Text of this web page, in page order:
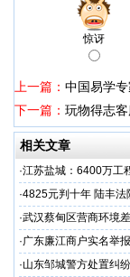
惊讶
上一篇： 中国易学
下一篇： 玩物得志
相关文章
·江苏盐城：6400万工
后拒不纠错
·4825元判十年 陆丰法
·武汉蔡甸区营商环境
沦为恶意竞争的工具
·广东廉江商户实名举
遭违法查扣 市场垄断
·山东邹城警方处置纠